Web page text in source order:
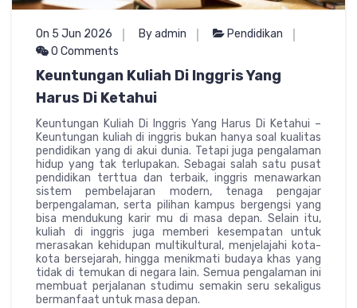
On 5 Jun 2026 By admin
Pendidikan
0 Comments
Keuntungan Kuliah Di Inggris Yang
Harus Di Ketahui
Keuntungan Kuliah Di Inggris Yang Harus Di Ketahui –
Keuntungan kuliah di inggris bukan hanya soal kualitas
pendidikan yang di akui dunia. Tetapi juga pengalaman
hidup yang tak terlupakan. Sebagai salah satu pusat
pendidikan terttua dan terbaik, inggris menawarkan
sistem pembelajaran modern, tenaga pengajar
berpengalaman, serta pilihan kampus bergengsi yang
bisa mendukung karir mu di masa depan. Selain itu,
kuliah di inggris juga memberi kesempatan untuk
merasakan kehidupan multikultural, menjelajahi kota-
kota bersejarah, hingga menikmati budaya khas yang
tidak di temukan di negara lain. Semua pengalaman ini
membuat perjalanan studimu semakin seru sekaligus
bermanfaat untuk masa depan.